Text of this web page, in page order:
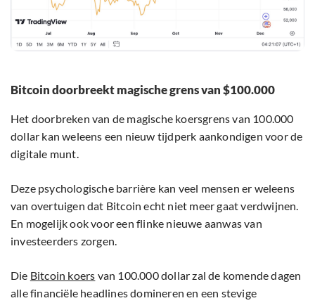
Bitcoin doorbreekt magische grens van $100.000
Het doorbreken van de magische koersgrens van 100.000
dollar kan weleens een nieuw tijdperk aankondigen voor de
digitale munt.
Deze psychologische barrière kan veel mensen er weleens
van overtuigen dat Bitcoin echt niet meer gaat verdwijnen.
En mogelijk ook voor een flinke nieuwe aanwas van
investeerders zorgen.
Die Bitcoin koers van 100.000 dollar zal de komende dagen
alle financiële headlines domineren en een stevige